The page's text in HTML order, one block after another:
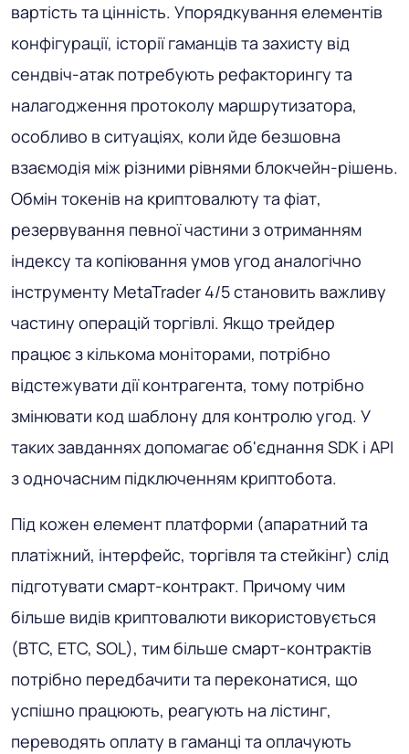
вартість та цінність. Упорядкування елементів
конфігурації, історії гаманців та захисту від
сендвіч-атак потребують рефакторингу та
налагодження протоколу маршрутизатора,
особливо в ситуаціях, коли йде безшовна
взаємодія між різними рівнями блокчейн-рішень.
Обмін токенів на криптовалюту та фіат,
резервування певної частини з отриманням
індексу та копіювання умов угод аналогічно
інструменту MetaTrader 4/5 становить важливу
частину операцій торгівлі. Якщо трейдер
працює з кількома моніторами, потрібно
відстежувати дії контрагента, тому потрібно
змінювати код шаблону для контролю угод. У
таких завданнях допомагає об'єднання SDK і API
з одночасним підключенням криптобота.
Під кожен елемент платформи (апаратний та
платіжний, інтерфейс, торгівля та стейкінг) слід
підготувати смарт-контракт. Причому чим
більше видів криптовалюти використовується
(BTC, ETC, SOL), тим більше смарт-контрактів
потрібно передбачити та переконатися, що
успішно працюють, реагують на лістинг,
переводять оплату в гаманці та оплачують